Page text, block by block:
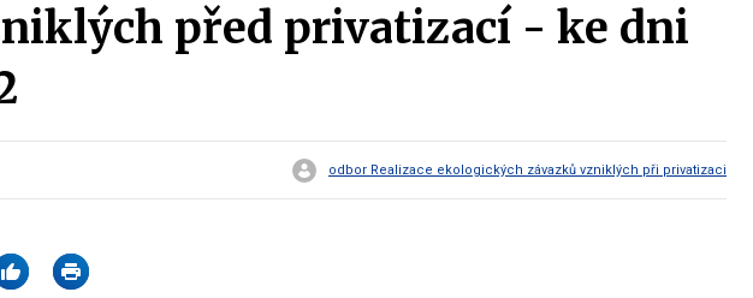
před privatizací - ke dni
odbor Realizace ekologických závazků vzniklých při privatizaci